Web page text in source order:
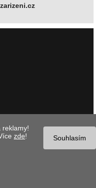
09.08.2026 |
cookies Souhlasím
reklamy!
zde!